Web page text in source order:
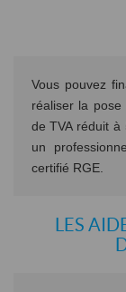
Vous pouvez
réaliser la
de TVA réduit
un
certifié RGE.
LES